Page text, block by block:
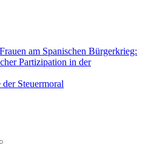
am Spanischen Bürgerkrieg:
Partizipation in der
Steuermoral